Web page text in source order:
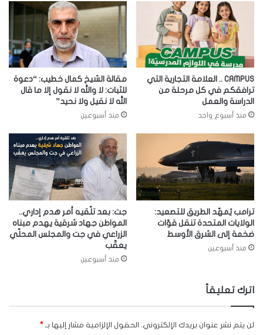
CAMPUS .. العلامة التجارية التي
ترافقكم في كل مرحلة من
الدراسة والعمل
منذ أسبوع واحد
مقالة الشيخ كمال خطيب: “دعوة
للثبات: لا والله لا نقول إلا ما قال
الله لا نقيل ولا نحيد”
منذ أسبوعين
ترامب يُمهّد الطريق للتصعيد:
الولايات المتحدة تنقل قوّات
ضخمة إلى الشرق الأوسط
منذ أسبوعين
جت: بعد تلّقيه أمر هدم إداري..
المواطن جهاد شرقية يهدم مبناه
الزراعي في جت والمجلس المحلّي
يعقّب
منذ أسبوعين
اترك تعليقاً
لن يتم نشر عنوان بريدك الإلكتروني. الحقول الإلزامية مشار إليها بـ *